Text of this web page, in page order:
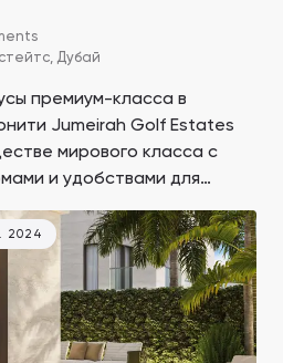
Дубай
премиум-класса в
Jumeirah Golf Estates
мирового класса с
и удобствами для
всемирно известных
«Земля» и «Огонь». Это
купить недвижимость в
как комьюнити больше
не будет!
2024